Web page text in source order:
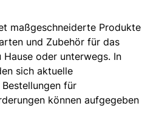
maßgeschneiderte Produkte
und Zubehör für das
oder unterwegs. In
sich aktuelle
für
können aufgegeben